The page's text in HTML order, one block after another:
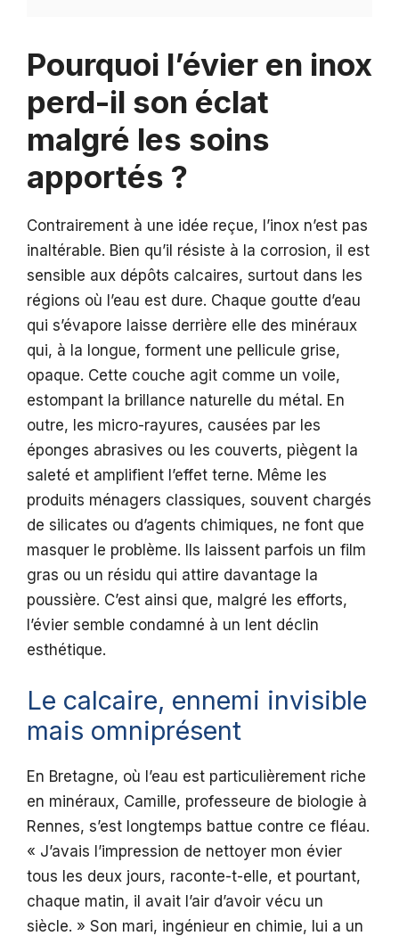
Pourquoi l’évier en inox
perd-il son éclat
malgré les soins
apportés ?
Contrairement à une idée reçue, l’inox n’est pas
inaltérable. Bien qu’il résiste à la corrosion, il est
sensible aux dépôts calcaires, surtout dans les
régions où l’eau est dure. Chaque goutte d’eau
qui s’évapore laisse derrière elle des minéraux
qui, à la longue, forment une pellicule grise,
opaque. Cette couche agit comme un voile,
estompant la brillance naturelle du métal. En
outre, les micro-rayures, causées par les
éponges abrasives ou les couverts, piègent la
saleté et amplifient l’effet terne. Même les
produits ménagers classiques, souvent chargés
de silicates ou d’agents chimiques, ne font que
masquer le problème. Ils laissent parfois un film
gras ou un résidu qui attire davantage la
poussière. C’est ainsi que, malgré les efforts,
l’évier semble condamné à un lent déclin
esthétique.
Le calcaire, ennemi invisible
mais omniprésent
En Bretagne, où l’eau est particulièrement riche
en minéraux, Camille, professeure de biologie à
Rennes, s’est longtemps battue contre ce fléau.
« J’avais l’impression de nettoyer mon évier
tous les deux jours, raconte-t-elle, et pourtant,
chaque matin, il avait l’air d’avoir vécu un
siècle. » Son mari, ingénieur en chimie, lui a un